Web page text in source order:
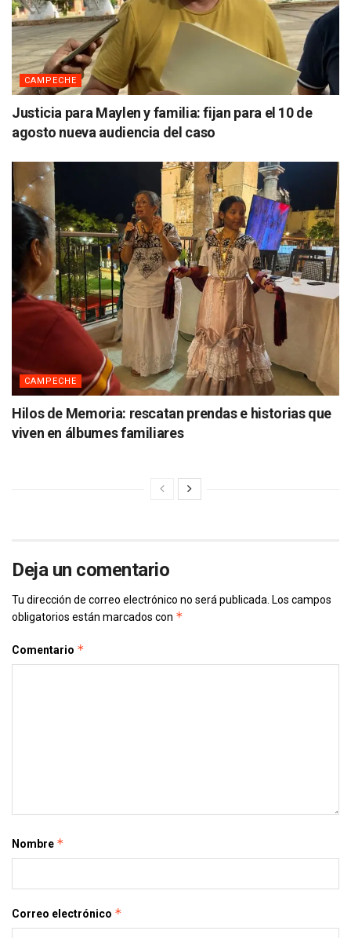
CAMPECHE
Justicia para Maylen y familia: fijan para el 10 de
agosto nueva audiencia del caso
CAMPECHE
Hilos de Memoria: rescatan prendas e historias que
viven en álbumes familiares
Deja un comentario
Tu dirección de correo electrónico no será publicada. Los campos
obligatorios están marcados con *
Comentario *
Nombre *
Correo electrónico *